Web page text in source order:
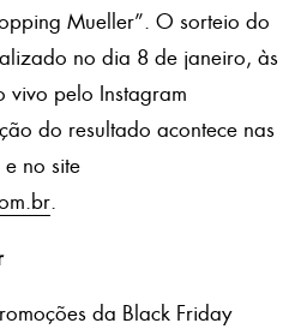
Mueller”. O sorteio do
no dia 8 de janeiro, às
vivo pelo Instagram
do resultado acontece nas
no site
.
da Black Friday